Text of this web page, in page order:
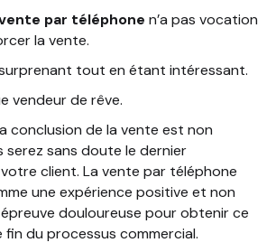
par téléphone n’a pas vocation
la vente.
tout en étant intéressant.
vendeur de rêve.
conclusion de la vente est non
serez sans doute le dernier
client. La vente par téléphone
une expérience positive et non
douloureuse pour obtenir ce
fin du processus commercial.